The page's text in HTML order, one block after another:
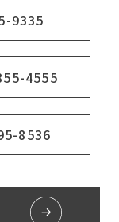
9335
4555
8536